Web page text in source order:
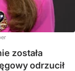
została
odrzucił